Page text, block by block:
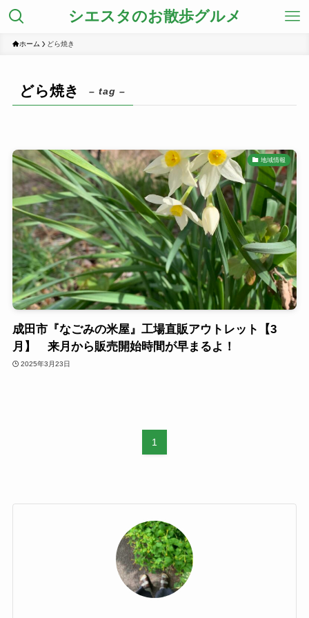
シエスタのお散歩グルメ
ホーム どら焼き
どら焼き – tag –
地域情報
成田市『なごみの米屋』工場直販アウトレット【3
月】 来月から販売開始時間が早まるよ！
2025年3月23日
1